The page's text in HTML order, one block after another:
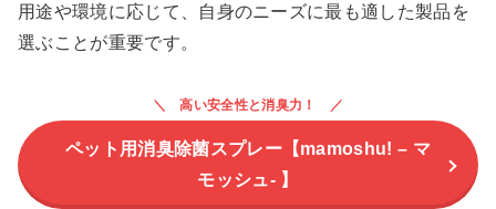
用途や環境に応じて、自身のニーズに最も適した製品を
選ぶことが重要です。
高い安全性と消臭力！
ペット用消臭除菌スプレー【mamoshu! – マ
モッシュ- 】